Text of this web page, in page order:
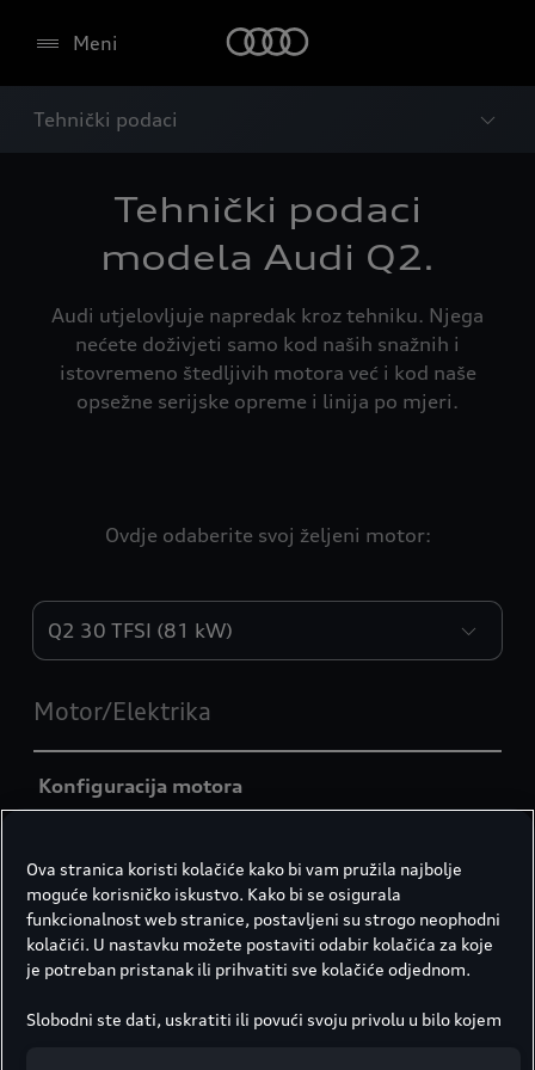
Meni
Tehnički podaci
Tehnički podaci
modela Audi Q2.
Audi utjelovljuje napredak kroz tehniku. Njega
nećete doživjeti samo kod naših snažnih i
istovremeno štedljivih motora već i kod naše
opsežne serijske opreme i linija po mjeri.
Ovdje odaberite svoj željeni motor:
Engines
Motor/Elektrika
Konfiguracija motora
ubrizgavanjem, regulacijom lambda sonde,
regulacijom detonacije i turbopunjačem na
ispušne plinove
Ova stranica koristi kolačiće kako bi vam pružila najbolje
moguće korisničko iskustvo. Kako bi se osigurala
funkcionalnost web stranice, postavljeni su strogo neophodni
kolačići. U nastavku možete postaviti odabir kolačića za koje
je potreban pristanak ili prihvatiti sve kolačiće odjednom.
Slobodni ste dati, uskratiti ili povući svoju privolu u bilo kojem